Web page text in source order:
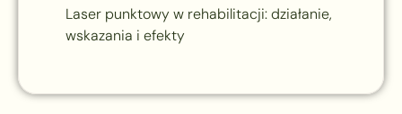
Laser punktowy w rehabilitacji: działanie,
wskazania i efekty